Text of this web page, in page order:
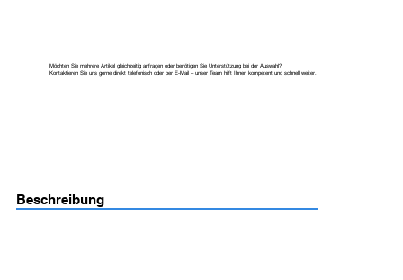
Möchten Sie mehrere Artikel gleichzeitig anfragen oder benötigen Sie Unterstützung bei der Auswahl?
Kontaktieren Sie uns gerne direkt telefonisch oder per E-Mail – unser Team hilft Ihnen kompetent und schnell weiter.
Beschreibung